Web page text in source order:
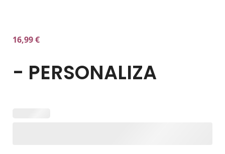
16,99€
- PERSONALIZA